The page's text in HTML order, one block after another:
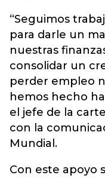
“Seguimos
para darle un
nuestras
consolidar un
perder empleo
hemos hecho
el jefe de la
con la
Mundial.
Con este apoyo